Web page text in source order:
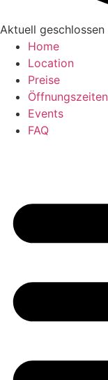
Aktuell
Home
Location
Preise
Öffnungszeiten
Events
FAQ